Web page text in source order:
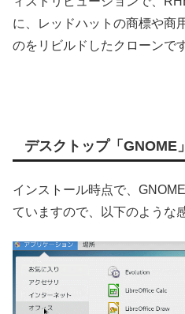
に、レッドハットの商標や商
のをリビルドしたクローンです
デスクトップ「GNOME
インストール時点で、
ていますので、以下のような